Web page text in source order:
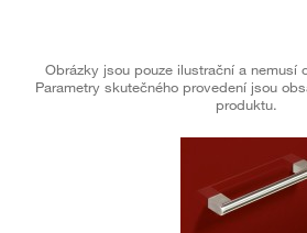
Obrázky jsou pouze ilustrační a nemusí
Parametry skutečného provedení jsou
produktu.